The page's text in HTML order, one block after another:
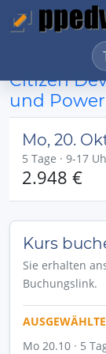
Citizen
und
Mo, 20.
5 Tage · 9-17
2.948 €
Kurs
Sie erhalten
Buchungslink.
Mo 20.10 · 5